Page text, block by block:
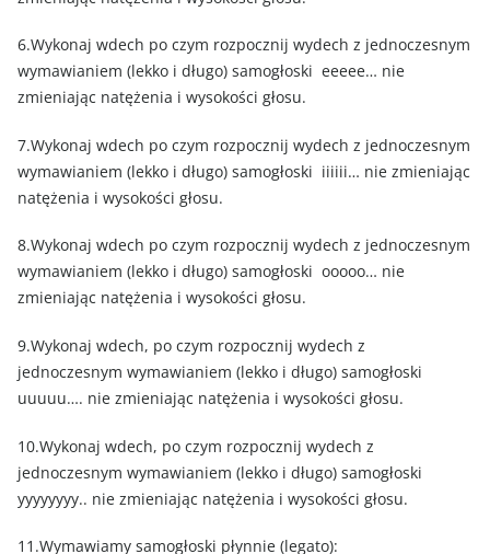
6.Wykonaj wdech po czym rozpocznij wydech z jednoczesnym
wymawianiem (lekko i długo) samogłoski eeeee… nie
zmieniając natężenia i wysokości głosu.
7.Wykonaj wdech po czym rozpocznij wydech z jednoczesnym
wymawianiem (lekko i długo) samogłoski iiiiii… nie zmieniając
natężenia i wysokości głosu.
8.Wykonaj wdech po czym rozpocznij wydech z jednoczesnym
wymawianiem (lekko i długo) samogłoski ooooo… nie
zmieniając natężenia i wysokości głosu.
9.Wykonaj wdech, po czym rozpocznij wydech z
jednoczesnym wymawianiem (lekko i długo) samogłoski
uuuuu…. nie zmieniając natężenia i wysokości głosu.
10.Wykonaj wdech, po czym rozpocznij wydech z
jednoczesnym wymawianiem (lekko i długo) samogłoski
yyyyyyyy.. nie zmieniając natężenia i wysokości głosu.
11.Wymawiamy samogłoski płynnie (legato):